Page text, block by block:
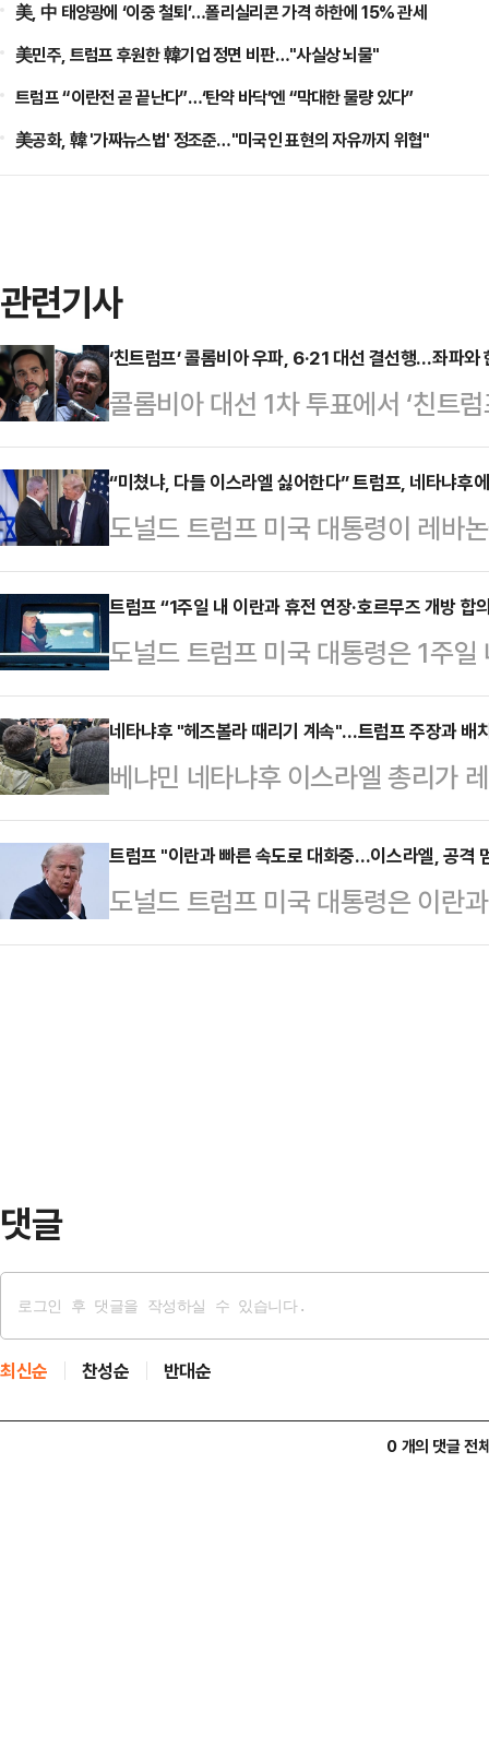
美, 中 태양광에 ‘이중 철퇴’…폴리실리콘 가격 하한에 15% 관세
美민주, 트럼프 후원한 韓기업 정면 비판…"사실상 뇌물"
트럼프 “이란전 곧 끝난다”…‘탄약 바닥’엔 “막대한 물량 있다”
美공화, 韓 '가짜뉴스법' 정조준…"미국인 표현의 자유까지 위협"
관련기사
‘친트럼프’ 콜롬비아 우파, 6·21 대선 결선행…좌파와
콜롬비아 대선 1차 투표에서 ‘친트
데라 에스프리에야 후보가 막판 뒷
따르면 지난달 31일 치러진 콜롬비
‘조국의 수호자들’ 후보가 43.7%
당 ‘역사적 동맹’의 이반 세페다
가 1위로 결선에 진출할 것이라는
스프리에야 후보가 역전에 성공한
만…
“미쳤냐, 다들 이스라엘 싫어한다” 트럼프, 네타냐후에
도널드 트럼프 미국 대통령이 레바
리에 격노해 욕설을 퍼부었다는 보
(AXIOS)는 트럼프 대통령이 지난
논 공습 문제를 두고 격노했다고 보
타냐후 총리에게 "도대체 무슨 짓
다"는 표현까지 사용한 것으로 알
으면 감옥에 있었을 것"이라며 네
는 부패 혐의 재판을 받고…
트럼프 “1주일 내 이란과 휴전 연장·호르무즈 개방 합
도널드 트럼프 미국 대통령은 1주
의할 수 있을 것으로 내다봤다.미
(현지시간) 전화 인터뷰를 통해 종
에 “향후 1주일 내로 당신이 그걸
그러면서 “나는 여전히 추가로 몇
르지 않았다고 덧붙였다.그는 “오
다시피 내가 아주 빠르게 해결했다
파), 또 …
네타냐후 "헤즈볼라 때리기 계속"…트럼프 주장과 배
베냐민 네타냐후 이스라엘 총리가
밝혔다.로이터통신에 따르면 네타
미국 대통령과의 통화 후 공개한 성
스라엘군은 레바논 남부에서 계획
시와 시민에 대한 공격을 멈추지 않
트럼프 "이란과 빠른 속도로 대화중…이스라엘, 공격
도널드 트럼프 미국 대통령은 이란
스라엘이 곧 헤즈볼라(레바논 친이
댓글
최신순 찬성순 반대순
0 개의 댓글 전